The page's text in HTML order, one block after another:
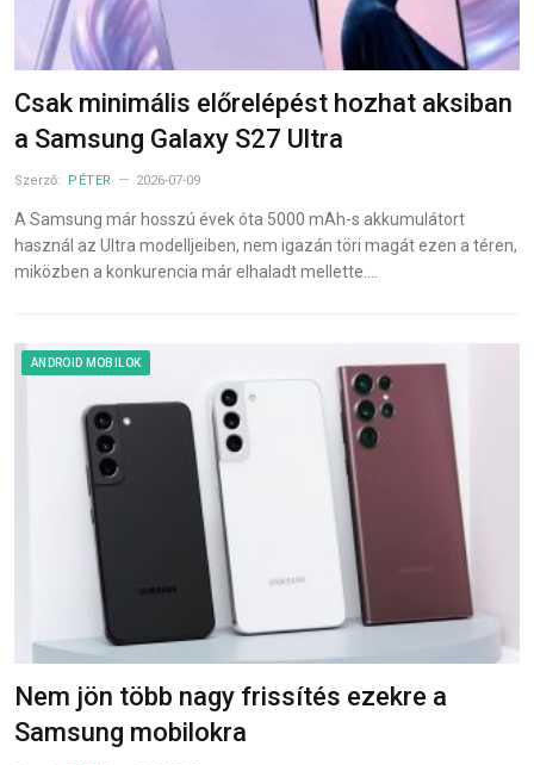
Csak minimális előrelépést hozhat aksiban
a Samsung Galaxy S27 Ultra
Szerző: PÉTER 2026-07-09
A Samsung már hosszú évek óta 5000 mAh-s akkumulátort
használ az Ultra modelljeiben, nem igazán töri magát ezen a téren,
miközben a konkurencia már elhaladt mellette.…
ANDROID MOBILOK
Nem jön több nagy frissítés ezekre a
Samsung mobilokra